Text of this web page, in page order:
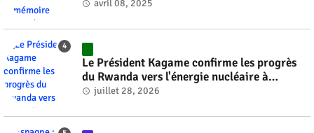
avril 08, 2025
Le Président Kagame confirme les progrès
du Rwanda vers l'énergie nucléaire à
l'horizon 2030 #rwanda #RwOT
juillet 28, 2026